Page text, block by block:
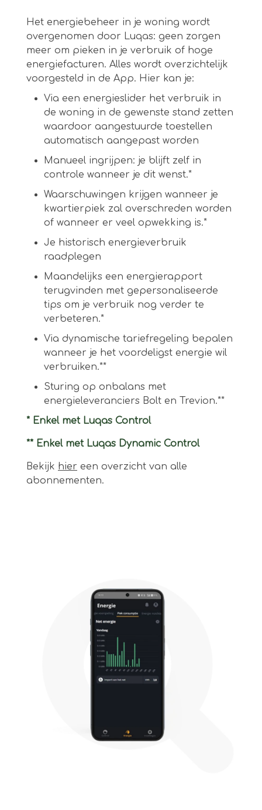
Het energiebeheer in je woning wordt
overgenomen door Luqas: geen zorgen
meer om pieken in je verbruik of hoge
energiefacturen. Alles wordt overzichtelijk
voorgesteld in de App. Hier kan je:
Via een energieslider het verbruik in
de woning in de gewenste stand zetten
waardoor aangestuurde toestellen
automatisch aangepast worden
Manueel ingrijpen: je blijft zelf in
controle wanneer je dit wenst.*
Waarschuwingen krijgen wanneer je
kwartierpiek zal overschreden worden
of wanneer er veel opwekking is.*
Je historisch energieverbruik
raadplegen
Maandelijks een energierapport
terugvinden met gepersonaliseerde
tips om je verbruik nog verder te
verbeteren.*
Via dynamische tariefregeling bepalen
wanneer je het voordeligst energie wil
verbruiken.**
Sturing op onbalans met
energieleveranciers Bolt en Trevion.**
* Enkel met Luqas Control
** Enkel met Luqas Dynamic Control
Bekijk hier een overzicht van alle
abonnementen.